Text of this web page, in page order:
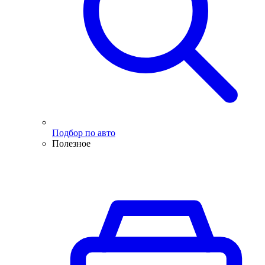
Подбор по авто
Полезное